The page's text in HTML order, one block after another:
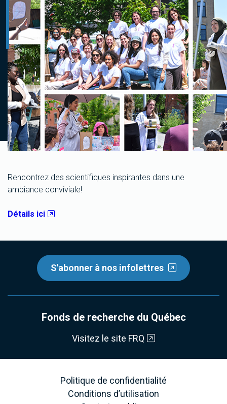
Rencontrez des scientifiques inspirantes dans une
ambiance conviviale!
Détails ici
S'abonner à nos infolettres
Fonds de recherche du Québec
Visitez le site FRQ
Politique de confidentialité
Conditions d’utilisation